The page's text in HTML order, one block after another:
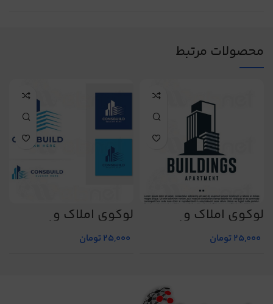
محصولات مرتبط
لوگوی املاک و
ساختمان طرح شماره
471
25,000تومان
لوگوی املاک و
ساختمان طرح شماره
473
25,000تومان